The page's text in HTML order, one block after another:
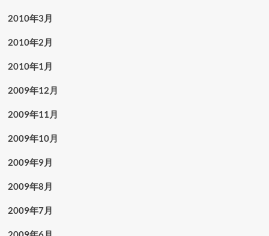
2010年3月
2010年2月
2010年1月
2009年12月
2009年11月
2009年10月
2009年9月
2009年8月
2009年7月